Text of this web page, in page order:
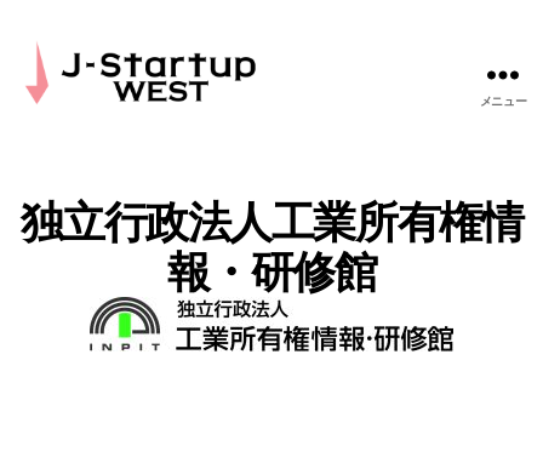
メニュー
独立行政法人工業所有権情
報・研修館